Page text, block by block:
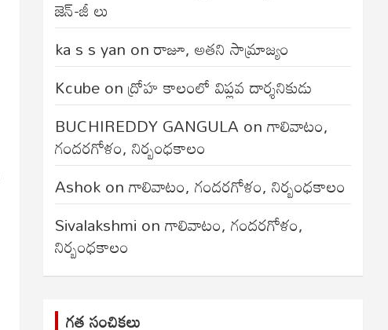
జెన్-జీ లు
ka s s yan onరాజూ, అతని సామ్రాజ్యం
Kcubeonద్రోహ కాలంలో విప్లవ దార్శనికుడు
BUCHIREDDY GANGULA onగాలివాటం,
గందరగోళం, నిర్బంధకాలం
Ashokonగాలివాటం, గందరగోళం, నిర్బంధకాలం
Sivalakshmi onగాలివాటం, గందరగోళం,
నిర్బంధకాలం
గత సంచికలు